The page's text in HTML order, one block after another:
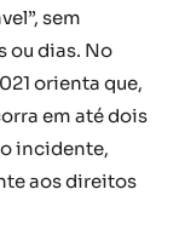
sem
ou dias. No
orienta que,
em até dois
incidente,
aos direitos